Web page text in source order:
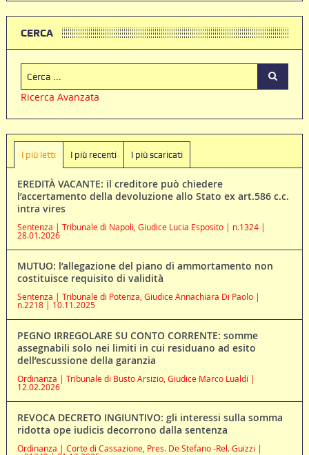
CERCA
Ricerca Avanzata
I più letti I più recenti I più scaricati
EREDITÀ VACANTE: il creditore può chiedere
l’accertamento della devoluzione allo Stato ex art.586 c.c.
intra vires
Sentenza | Tribunale di Napoli, Giudice Lucia Esposito | n.1324 |
28.01.2026
MUTUO: l’allegazione del piano di ammortamento non
costituisce requisito di validità
Sentenza | Tribunale di Potenza, Giudice Annachiara Di Paolo |
n.2218 | 10.11.2025
PEGNO IRREGOLARE SU CONTO CORRENTE: somme
assegnabili solo nei limiti in cui residuano ad esito
dell’escussione della garanzia
Ordinanza | Tribunale di Busto Arsizio, Giudice Marco Lualdi |
12.02.2026
REVOCA DECRETO INGIUNTIVO: gli interessi sulla somma
ridotta ope iudicis decorrono dalla sentenza
Ordinanza | Corte di Cassazione, Pres. De Stefano -Rel. Guizzi |